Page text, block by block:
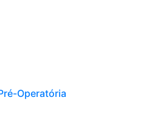
Operatória